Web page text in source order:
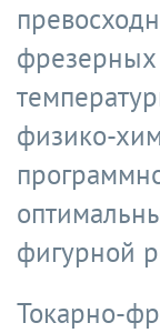
фрезерных
физико-
фигурной
Токарно-